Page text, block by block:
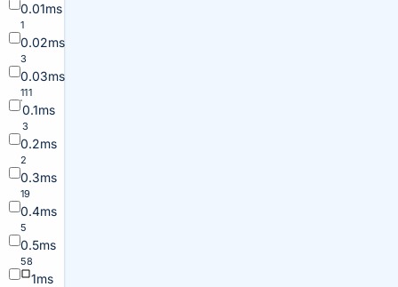
0.01ms
1
0.02ms
3
0.03ms
111
0.1ms
3
0.2ms
2
0.3ms
19
0.4ms
5
0.5ms
58
1ms